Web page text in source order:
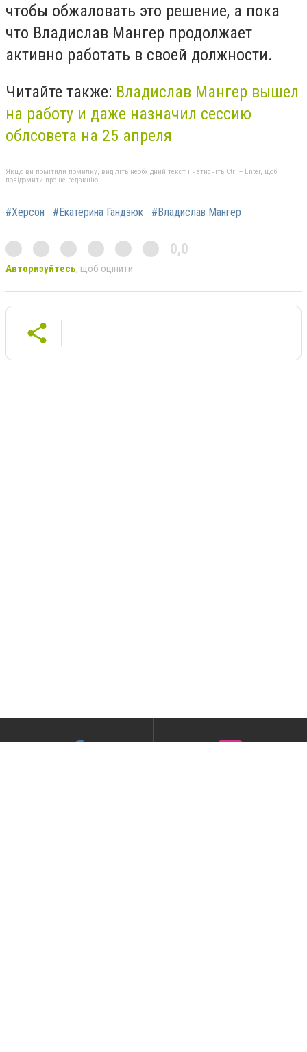
чтобы обжаловать это решение, а пока
что Владислав Мангер продолжает
активно работать в своей должности.
Читайте также: Владислав Мангер вышел
на работу и даже назначил сессию
облсовета на 25 апреля
Якщо ви помітили помилку, виділіть необхідний текст і натисніть Ctrl + Enter, щоб
повідомити про це редакцію
#Херсон #Екатерина Гандзюк #Владислав Мангер
0,0
Авторизуйтесь, щоб оцінити